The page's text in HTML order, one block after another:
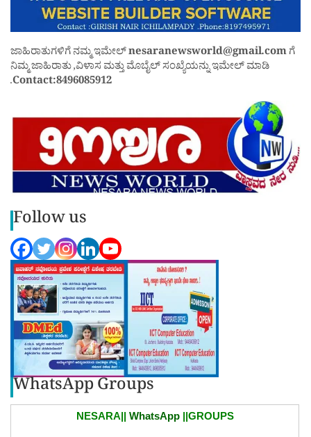
ಜಾಹಿರಾತುಗಳಿಗೆ ನಮ್ಮ ಇಮೇಲ್nesaranewsworld@gmail.comಗೆ
ನಿಮ್ಮ ಜಾಹಿರಾತು ,ವಿಳಾಸ ಮತ್ತು ಮೊಬೈಲ್ ಸಂಖ್ಯೆಯನ್ನು ಇಮೇಲ್ ಮಾಡಿ
.Contact:8496085912
Follow us
WhatsApp Groups
NESARA|| WhatsApp||GROUPS